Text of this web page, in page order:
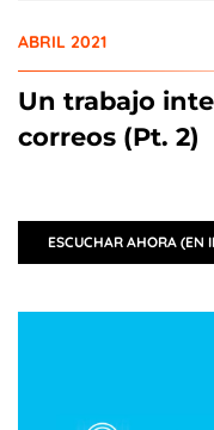
ABRIL 2021
Un trabajo
correos (Pt. 2)
ESCUCHAR AHORA (EN